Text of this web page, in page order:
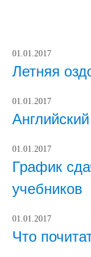
01.01.2017
Летняя
01.01.2017
01.01.2017
График
учебников
01.01.2017
Что